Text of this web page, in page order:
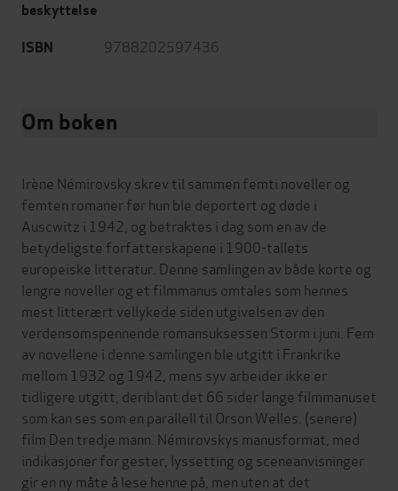
beskyttelse
ISBN 9788202597436
Om boken
Irène Némirovsky skrev til sammen femti noveller og
femten romaner før hun ble deportert og døde i
Auscwitz i 1942, og betraktes i dag som en av de
betydeligste forfatterskapene i 1900-tallets
europeiske litteratur. Denne samlingen av både korte og
lengre noveller og et filmmanus omtales som hennes
mest litterært vellykede siden utgivelsen av den
verdensomspennende romansuksessen Storm i juni. Fem
av novellene i denne samlingen ble utgitt i Frankrike
mellom 1932 og 1942, mens syv arbeider ikke er
tidligere utgitt, deriblant det 66 sider lange filmmanuset
som kan ses som en parallell til Orson Welles. (senere)
film Den tredje mann. Némirovskys manusformat, med
indikasjoner for gester, lyssetting og sceneanvisninger
gir en ny måte å lese henne på, men uten at det